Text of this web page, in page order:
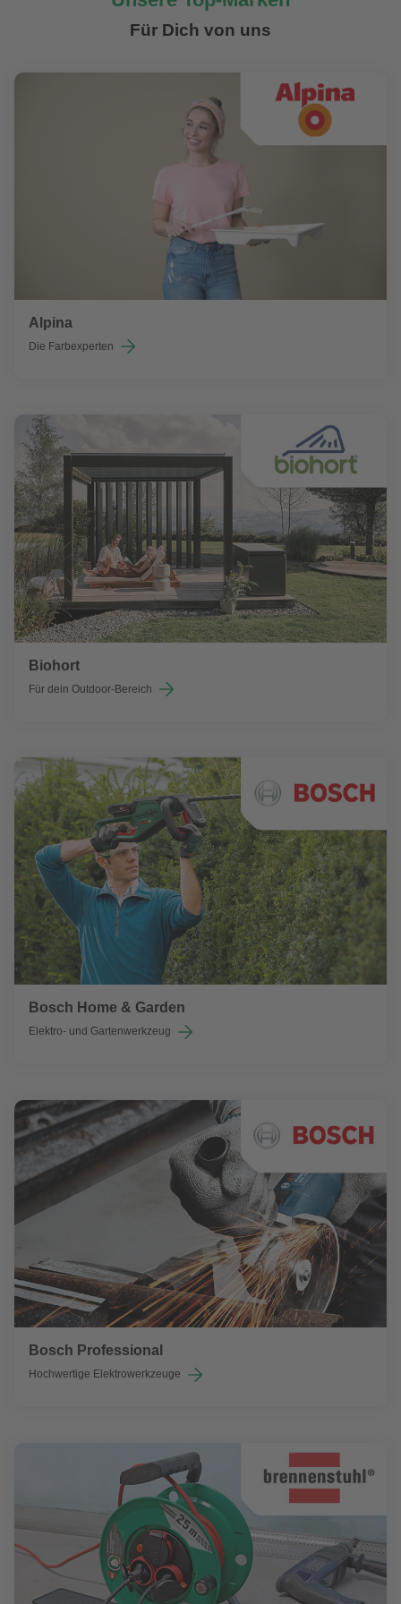
Für Dich von uns
Alpina
Die Farbexperten
Biohort
Für dein Outdoor-Bereich
Bosch Home & Garden
Elektro- und Gartenwerkzeug
Bosch Professional
Hochwertige Elektrowerkzeuge